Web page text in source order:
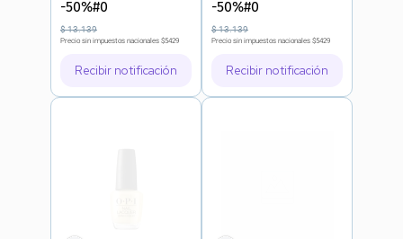
-50%#0
$13.139
Precio sin impuestos nacionales $5429
Recibir notificación
-50%#0
$13.139
Precio sin impuestos nacionales $5429
Recibir notificación